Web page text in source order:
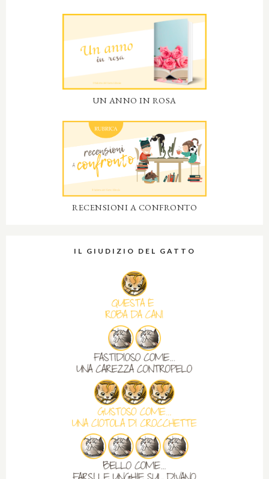
UN ANNO IN ROSA
RECENSIONI A CONFRONTO
IL GIUDIZIO DEL GATTO